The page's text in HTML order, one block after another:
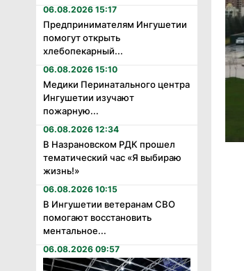
06.08.2026 15:17
Предпринимателям Ингушетии
помогут открыть
хлебопекарный...
06.08.2026 15:10
Медики Перинатального центра
Ингушетии изучают
пожарную...
06.08.2026 12:34
В Назрановском РДК прошел
тематический час «Я выбираю
жизнь!»
06.08.2026 10:15
В Ингушетии ветеранам СВО
помогают восстановить
ментальное...
06.08.2026 09:57